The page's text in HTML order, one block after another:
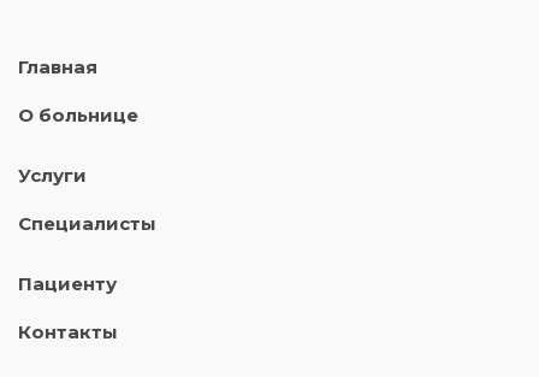
Главная
О больнице
Услуги
Специалисты
Пациенту
Контакты